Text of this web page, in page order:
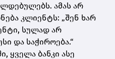
ამას არ
კლიენტს: „შენ ხარ
სულად არ
და საჭიროება.“
ყველა ბანკი ასე